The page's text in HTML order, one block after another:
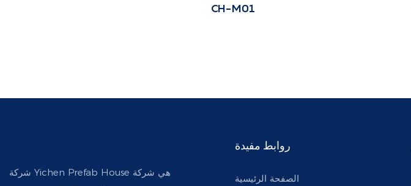
CH-M01
شركة Yichen Prefab House هي شركة
روابط مفيدة
الصفحة الرئيسية